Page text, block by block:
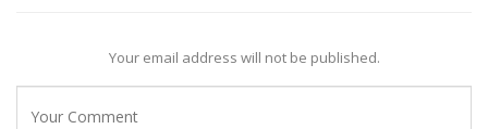
Your email address will not be published.